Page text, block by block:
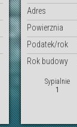
Adres
Powierznia
Podatek/rok
Rok budowy
Sypialnie
1